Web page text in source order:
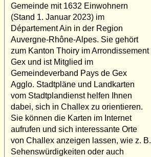
Gemeinde mit 1632 Einwohnern
(Stand 1. Januar 2023) im
Département Ain in der Region
Auvergne-Rhône-Alpes. Sie gehört
zum Kanton Thoiry im Arrondissement
Gex und ist Mitglied im
Gemeindeverband Pays de Gex
Agglo. Stadtpläne und Landkarten
vom Stadtplandienst helfen Ihnen
dabei, sich in Challex zu orientieren.
Sie können die Karten im Internet
aufrufen und sich interessante Orte
von Challex anzeigen lassen, wie z. B.
Sehenswürdigkeiten oder auch